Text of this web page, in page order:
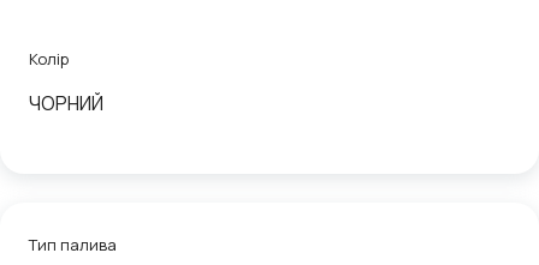
Колір
ЧОРНИЙ
Тип палива